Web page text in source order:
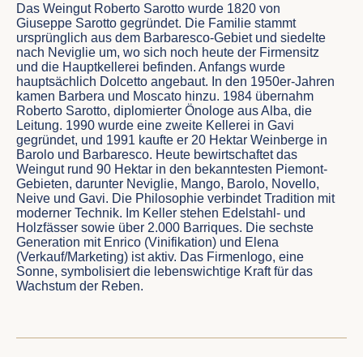
Das Weingut Roberto Sarotto wurde 1820 von
Giuseppe Sarotto gegründet. Die Familie stammt
ursprünglich aus dem Barbaresco-Gebiet und siedelte
nach Neviglie um, wo sich noch heute der Firmensitz
und die Hauptkellerei befinden. Anfangs wurde
hauptsächlich Dolcetto angebaut. In den 1950er-Jahren
kamen Barbera und Moscato hinzu. 1984 übernahm
Roberto Sarotto, diplomierter Önologe aus Alba, die
Leitung. 1990 wurde eine zweite Kellerei in Gavi
gegründet, und 1991 kaufte er 20 Hektar Weinberge in
Barolo und Barbaresco. Heute bewirtschaftet das
Weingut rund 90 Hektar in den bekanntesten Piemont-
Gebieten, darunter Neviglie, Mango, Barolo, Novello,
Neive und Gavi. Die Philosophie verbindet Tradition mit
moderner Technik. Im Keller stehen Edelstahl- und
Holzfässer sowie über 2.000 Barriques. Die sechste
Generation mit Enrico (Vinifikation) und Elena
(Verkauf/Marketing) ist aktiv. Das Firmenlogo, eine
Sonne, symbolisiert die lebenswichtige Kraft für das
Wachstum der Reben.